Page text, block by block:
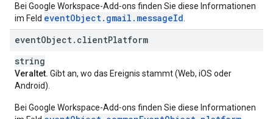
Bei Google Workspace-Add‑ons finden Sie diese Informationen
im Feld eventObject.gmail.messageId
eventObject. clientPlatform
string
Veraltet. Gibt an, wo das Ereignis stammt (Web, iOS oder
Android).
Bei Google Workspace-Add‑ons finden Sie diese Informationen